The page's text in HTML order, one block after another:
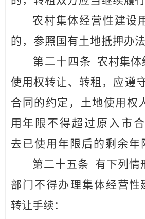
农村集体经营性建设
的，参照国有土地抵押办
第二十 四 条
农村集
使用权转让、转租， 应遵
合同的约定，土地使用权
用 年限不得超过原入市
去已使用年限后的剩余年
第二十五条
有下列情
部门不得办理集体经营性
转让手续：